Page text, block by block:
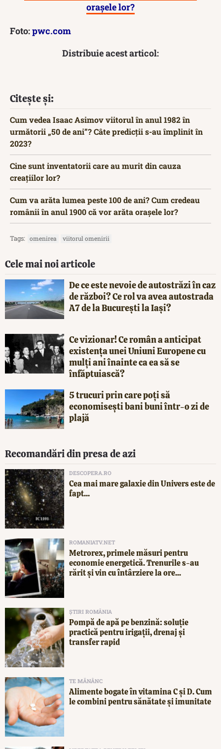
orașele lor?
Foto:pwc.com
Distribuie acest articol:
Citește și:
Cum vedea Isaac Asimov viitorul în anul 1982 în
următorii „50 de ani”? Câte predicții s-au împlinit în
2023?
Cine sunt inventatorii care au murit din cauza
creațiilor lor?
Cum va arăta lumea peste 100 de ani? Cum credeau
românii în anul 1900 că vor arăta orașele lor?
Tags: omenirea viitorul omenirii
Cele mai noi articole
De ce este nevoie de autostrăzi în caz
de război? Ce rol va avea autostrada
A7 de la București la Iași?
Ce vizionar! Ce român a anticipat
existența unei Uniuni Europene cu
mulți ani înainte ca ea să se
înfăptuiască?
5 trucuri prin care poți să
economisești bani buni într-o zi de
plajă
Recomandări din presa de azi
DESCOPERA.RO
Cea mai mare galaxie din Univers este de
fapt...
ROMANIATV.NET
Metrorex, primele măsuri pentru
economie energetică. Trenurile s-au
rărit și vin cu întârziere la ore...
ȘTIRI ROMÂNIA
Pompă de apă pe benzină: soluție
practică pentru irigații, drenaj și
transfer rapid
TE MĂNÂNC
Alimente bogate în vitamina C și D. Cum
le combini pentru sănătate și imunitate